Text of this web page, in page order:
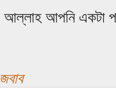
আল্লাহ আপনি একটা
জবাব